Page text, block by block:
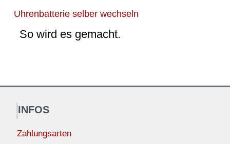
Uhrenbatterie selber wechseln
So wird es gemacht.
INFOS
Zahlungsarten